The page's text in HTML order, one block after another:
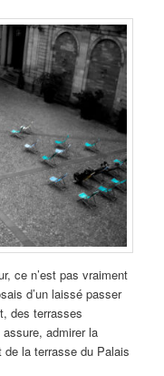
ce n’est pas vraiment
d’un laissé passer
des terrasses
admirer la
la terrasse du Palais